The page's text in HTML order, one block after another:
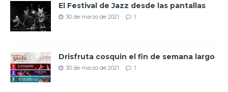
El Festival de Jazz desde las pantallas
30 de marzo de 2021 1
Drisfruta cosquin el fin de semana largo
30 de marzo de 2021 1